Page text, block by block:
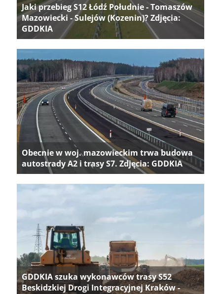
Jaki przebieg S12 Łódź Południe - Tomaszów
Mazowiecki - Sulejów (Kozenin)? Zdjęcia:
GDDKIA
Obecnie w woj. mazowieckim trwa budowa
autostrady A2 i trasy S7. Zdjęcia: GDDKIA
GDDKIA szuka wykonawców trasy S52
Beskidzkiej Drogi Integracyjnej Kraków -